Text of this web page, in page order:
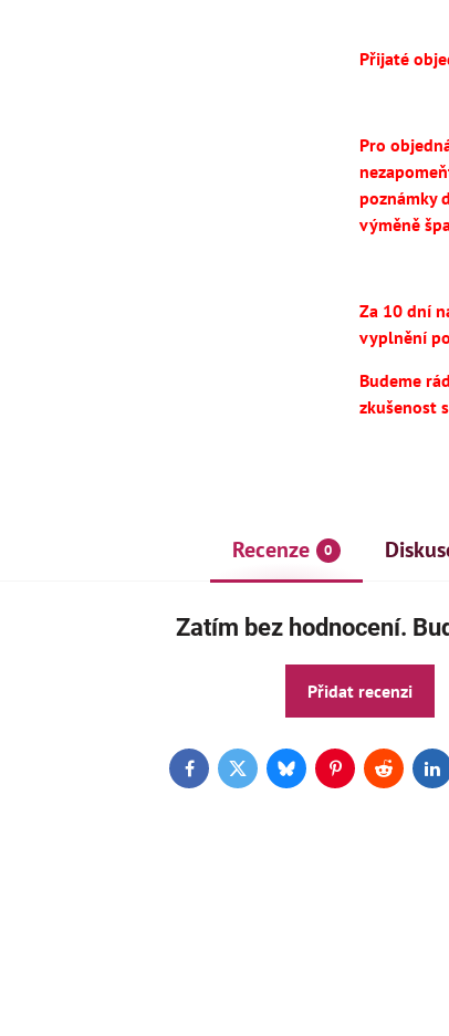
Přijaté
Pro
poznámky
výměně
Za 10 dní
vyplnění
Budeme
zkušenost
Recenze 0
Zatím bez hodnocení.
Přidat recenzi
FacebookTwitterBlueskyPinterestReddit